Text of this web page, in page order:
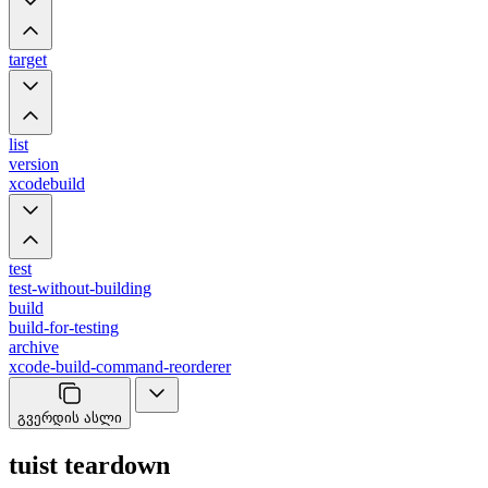
target
list
version
xcodebuild
test
test-without-building
build
build-for-testing
archive
xcode-build-command-reorderer
გვერდის ასლი
tuist teardown